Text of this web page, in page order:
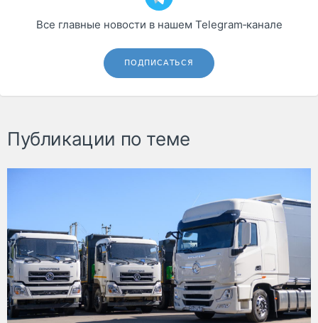
Все главные новости в нашем Telegram‑канале
ПОДПИСАТЬСЯ
Публикации по теме